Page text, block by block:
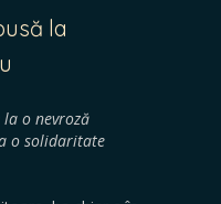
la
la o nevroză
o solidaritate